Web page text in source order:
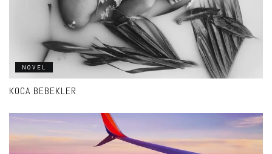
NOVEL
KOCA BEBEKLER